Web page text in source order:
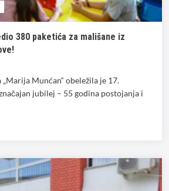
380 paketića za mališane iz
Munćan“ obeležila je 17.
jubilej – 55 godina postojanja i